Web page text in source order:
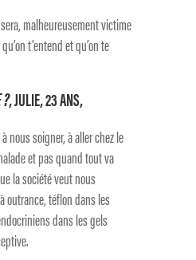
malheureusement victime
t’entend et qu’on te
, JULIE, 23 ANS,
nous soigner, à aller chez le
et pas quand tout va
la société veut nous
outrance, téflon dans les
dans les gels